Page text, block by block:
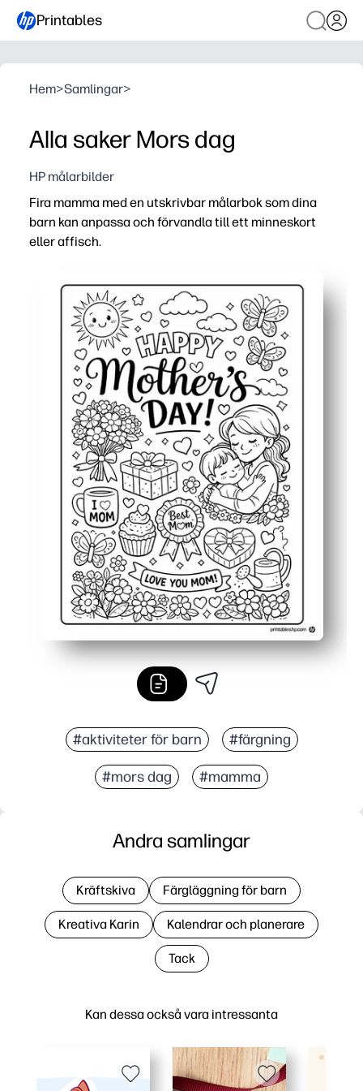
Printables
Hem>Samlingar>
Alla saker Mors dag
HP målarbilder
Fira mamma med en utskrivbar målarbok som dina
barn kan anpassa och förvandla till ett minneskort
eller affisch.
Engagerar småbarn till tweens med både enkla
Bygger finmotorik och fokus medan barnen skapar en
Perfekt för klassrum, hem eller fester - ge den, häng
#aktiviteter för barn #färgning
#mors dag #mamma
Kan dessa också vara intressanta
Andra samlingar
Kräftskiva Färgläggning för barn
Kreativa Karin Kalendrar och planerare
Tack